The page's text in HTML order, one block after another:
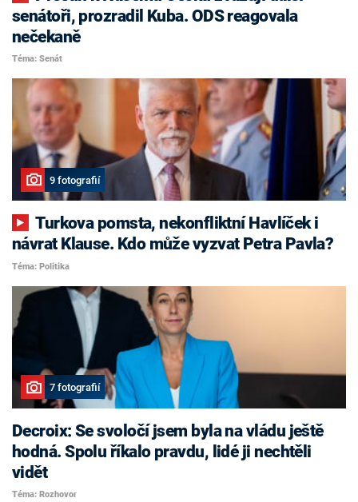
senátoři, prozradil Kuba. ODS reagovala
nečekaně
Téma: Senát
9 fotografií
Turkova pomsta, nekonfliktní Havlíček i
návrat Klause. Kdo může vyzvat Petra Pavla?
Téma: Politika
7 fotografií
Decroix: Se svoločí jsem byla na vládu ještě
hodná. Spolu říkalo pravdu, lidé ji nechtěli
vidět
Téma: Rozhovor